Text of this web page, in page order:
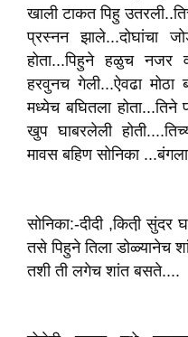
खाली टाकत पिहु
प्रस्नन झाले...दोघांचा
होता...पिहुने हळुच नजर
हरवुनच गेली...ऐवढा मोठा
मध्येच बघितला
खुप‌ घाबरलेली
मावस बहिण सोनिका
सोनिका:-दीदी ,किती़
तसे पिहुने तिला डोळ्यानेच
तशी ती लगेच शांत बसते....